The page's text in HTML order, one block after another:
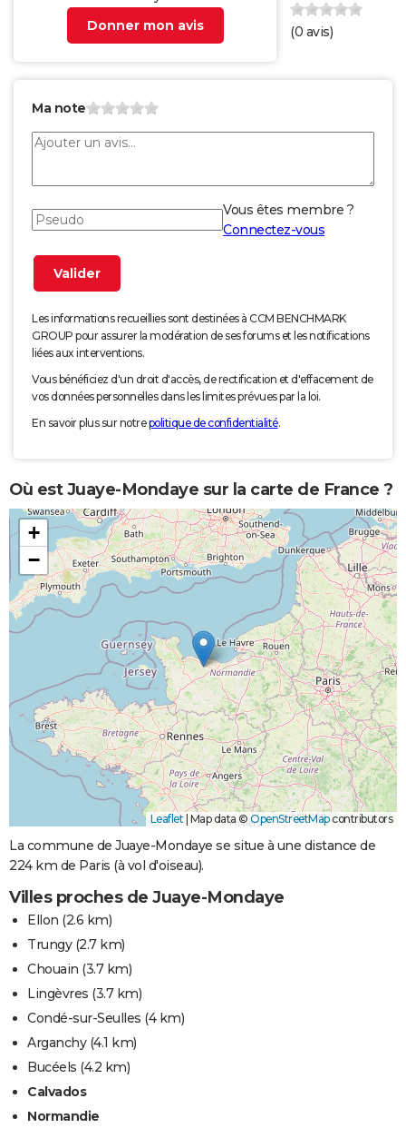
Donner mon avis
(0 avis)
Ma note
Vous êtes membre ?
Connectez-vous
Les informations recueillies sont destinées à CCM BENCHMARK
GROUP pour assurer la modération de ses forums et les notifications
liées aux interventions.
Vous bénéficiez d'un droit d'accès, de rectification et d'effacement de
vos données personnelles dans les limites prévues par la loi.
En savoir plus sur notrepolitique de confidentialité.
Où est Juaye-Mondaye sur la carte de France ?
+
−
Leaflet Map data ©OpenStreetMapcontributors
La commune de Juaye-Mondaye se situe à une distance de
224 km de Paris (à vol d'oiseau).
Villes proches de Juaye-Mondaye
Ellon (2.6 km)
Trungy(2.7 km)
Chouain (3.7 km)
Lingèvres (3.7 km)
Condé-sur-Seulles (4 km)
Arganchy(4.1 km)
Bucéels (4.2 km)
Calvados
Normandie